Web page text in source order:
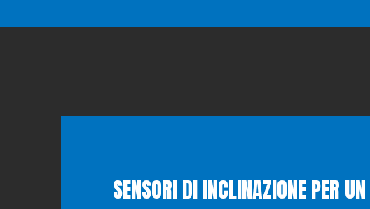
SENSORI DI INCLINAZIONE PER